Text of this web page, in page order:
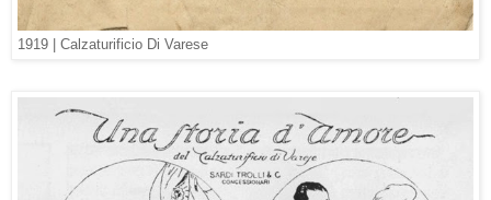
1919 | Calzaturificio Di Varese